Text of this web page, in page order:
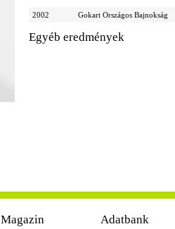
2002 Gokart Országos Bajnokság
Egyéb eredmények
Magazin Adatbank